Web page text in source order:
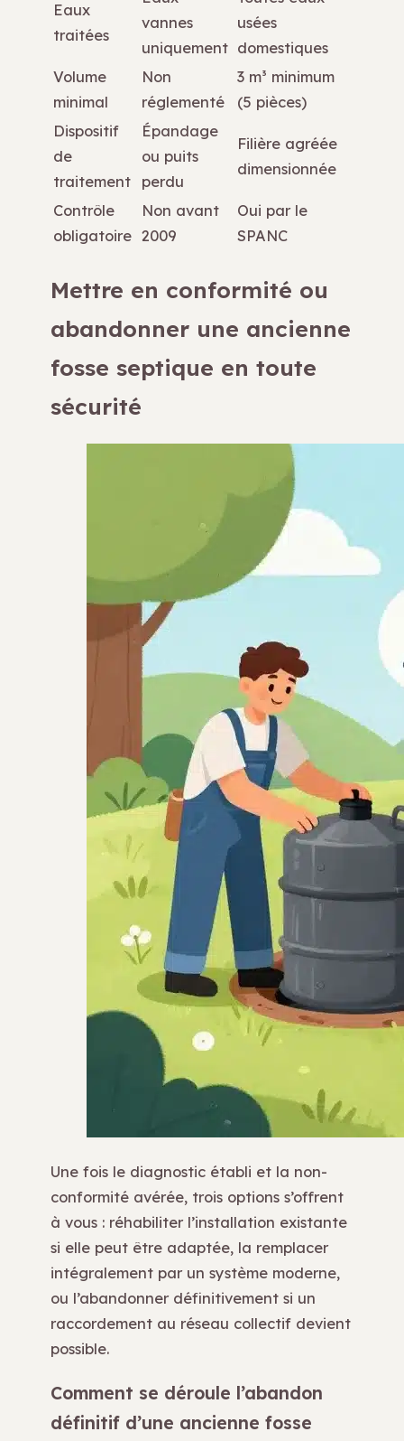
Eaux
traitées
vannes
uniquement
usées
domestiques
Volume
minimal
Non
réglementé
3 m³ minimum
(5 pièces)
Dispositif
de
traitement
Épandage
ou puits
perdu
Filière agréée
dimensionnée
Contrôle
obligatoire
Non avant
2009
Oui par le
SPANC
Mettre en conformité ou
abandonner une ancienne
fosse septique en toute
sécurité
Une fois le diagnostic établi et la non-
conformité avérée, trois options s’offrent
à vous : réhabiliter l’installation existante
si elle peut être adaptée, la remplacer
intégralement par un système moderne,
ou l’abandonner définitivement si un
raccordement au réseau collectif devient
possible.
Comment se déroule l’abandon
définitif d’une ancienne fosse